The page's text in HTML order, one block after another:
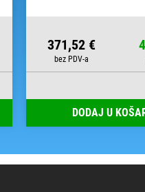
371,52 €
DODAJ U